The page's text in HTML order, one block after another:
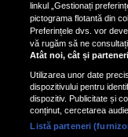
linkul „Gestionați
pictograma flotantă din
Preferințele dvs. vor
vă rugăm să ne
Atât noi, cât și
Utilizarea unor date
dispozitivului pentru
dispozitiv. Publicitate și
conținut, cercetarea
Listă parteneri